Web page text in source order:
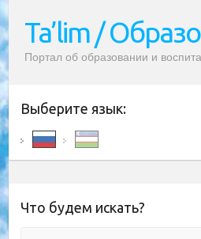
Ta’lim /
Портал об образовании и
Выберите язык:
Что будем искать?